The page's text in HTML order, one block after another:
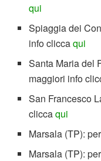
qui
Spiaggia dei
info cliccaqui
Santa Maria del
maggiori info
San Francesco
cliccaqui
Marsala (TP):
Marsala (TP):